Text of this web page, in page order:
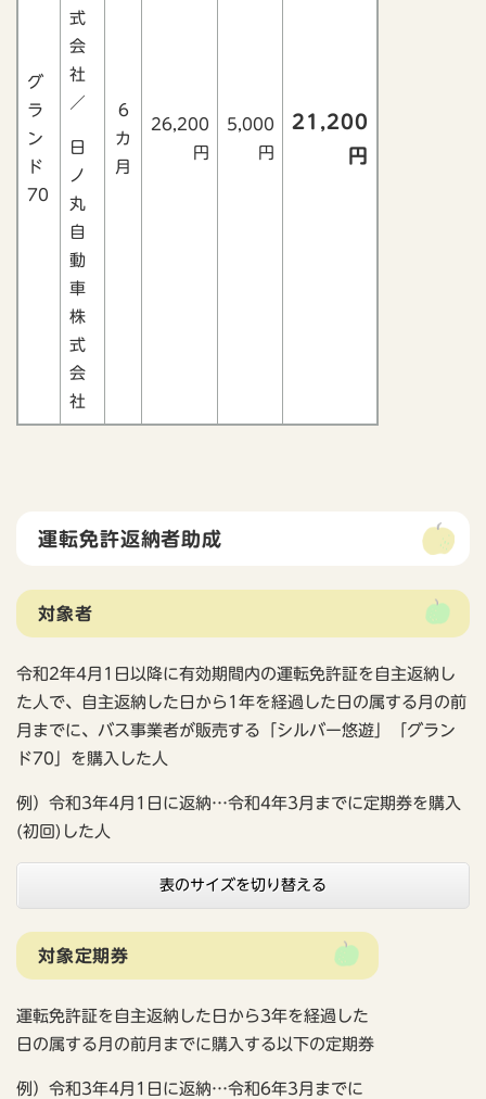
グ
ラ
ン
ド
70
式
会
社
／
日
ノ
丸
自
動
車
株
式
会
社
6
カ
月
26,200
円
5,000
円
21,200
円
運転免許返納者助成
対象者
令和2年4月1日以降に有効期間内の運転免許証を自主返納し
た人で、自主返納した日から1年を経過した日の属する月の前
月までに、バス事業者が販売する「シルバー悠遊」「グラン
ド70」を購入した人
例）令和3年4月1日に返納…令和4年3月までに定期券を購入
(初回)した人
表のサイズを切り替える
対象定期券
運転免許証を自主返納した日から3年を経過した
日の属する月の前月までに購入する以下の定期券
例）令和3年4月1日に返納…令和6年3月までに